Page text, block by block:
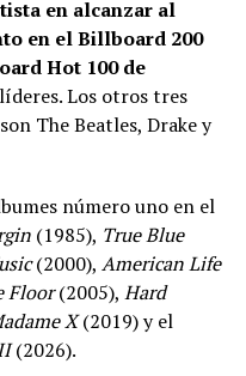
en alcanzar al
en el Billboard 200
Hot 100 de
Los otros tres
The Beatles, Drake y
número uno en el
(1985), True Blue
(2000), American Life
Floor(2005), Hard
X(2019) y el
(2026).